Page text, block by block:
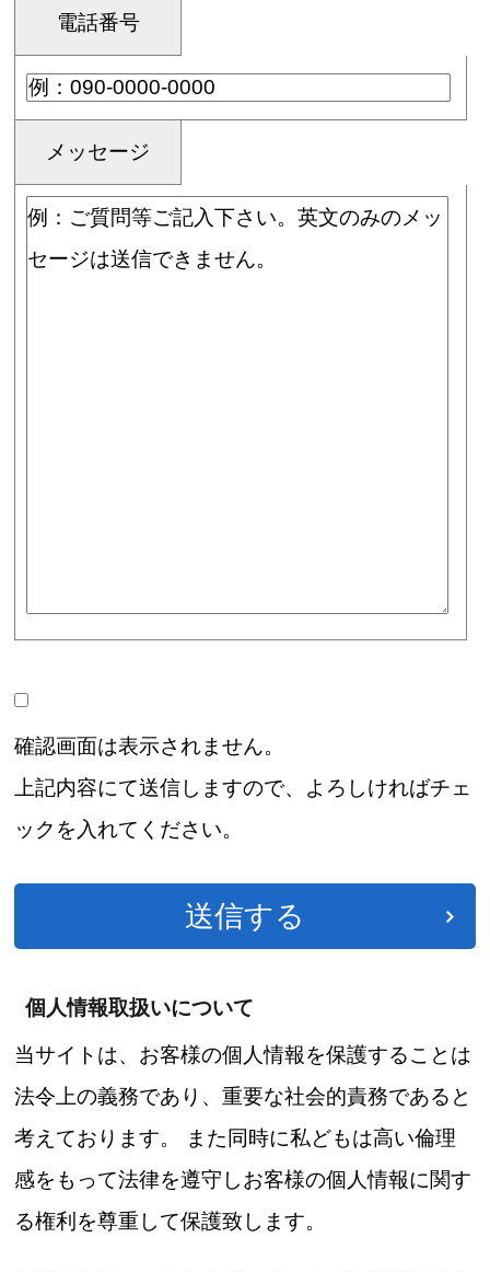
電話番号
メッセージ
確認画面は表示されません。
上記内容にて送信しますので、よろしければチェ
ックを入れてください。
個人情報取扱いについて
当サイトは、お客様の個人情報を保護することは
法令上の義務であり、重要な社会的責務であると
考えております。 また同時に私どもは高い倫理
感をもって法律を遵守しお客様の個人情報に関す
る権利を尊重して保護致します。